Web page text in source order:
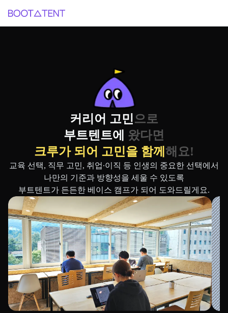
커리어 고민으로
부트텐트에
왔다면
크루가 되어 고민을 함께 해요!
교육 선택, 직무 고민, 취업∙이직 등 인생의 중요한 선택에서
나만의 기준과 방향성을 세울 수 있도록
부트텐트가 든든한 베이스 캠프가 되어 도와드릴게요.